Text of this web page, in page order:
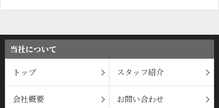
当社について
トップ スタッフ紹介
会社概要 お問い合わせ